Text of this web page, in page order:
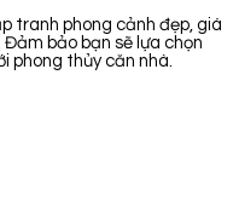
tranh phong cảnh đẹp, giá
Đảm bảo bạn sẽ lựa chọn
phong thủy căn nhà.